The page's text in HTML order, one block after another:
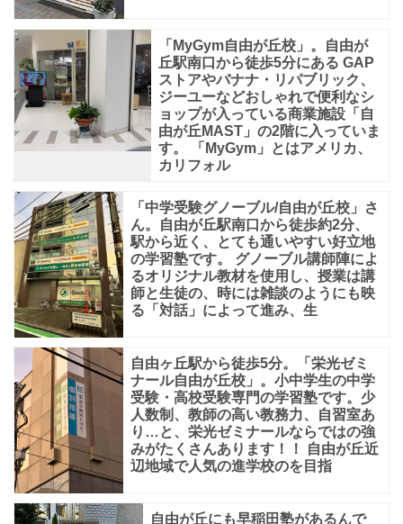
「MyGym自由が丘校」。自由が
丘駅南口から徒歩5分にある GAP
ストアやバナナ・リパブリック、
ジーユーなどおしゃれで便利なシ
ョップが入っている商業施設「自
由が丘MAST」の2階に入っていま
す。 「MyGym」とはアメリカ、
カリフォル
「中学受験グノーブル/自由が丘校」さ
ん。自由が丘駅南口から徒歩約2分、
駅から近く、とても通いやすい好立地
の学習塾です。 グノーブル講師陣によ
るオリジナル教材を使用し、授業は講
師と生徒の、時には雑談のようにも映
る「対話」によって進み、生
自由ヶ丘駅から徒歩5分。「栄光ゼミ
ナール自由が丘校」。小中学生の中学
受験・高校受験専門の学習塾です。少
人数制、教師の高い教務力、自習室あ
り…と、栄光ゼミナールならではの強
みがたくさんあります！！ 自由が丘近
辺地域で人気の進学校のを目指
自由が丘にも早稲田塾があるんで